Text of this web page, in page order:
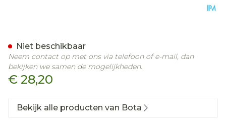
€ 28,20
Niet beschikbaar
Neem contact op met ons via telefoon of e-mail, dan
bekijken we samen de mogelijkheden.
Bekijk alle producten van Bota